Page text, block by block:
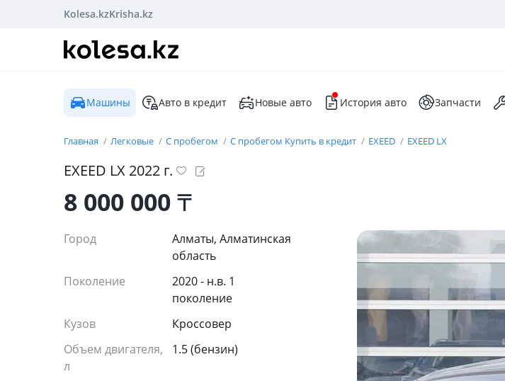
Kolesa.kzKrisha.kz
Машины Авто в кредит Новые авто История авто Запчасти
Главная Легковые С пробегом С пробегом Купить в кредит EXEED EXEED LX
EXEED LX 2022 г.
8 000 000₸
Город
Алматы, Алматинская
область
Поколение
2020 - н.в. 1
поколение
Кузов
Кроссовер
Объем двигателя,
л
1.5 (бензин)